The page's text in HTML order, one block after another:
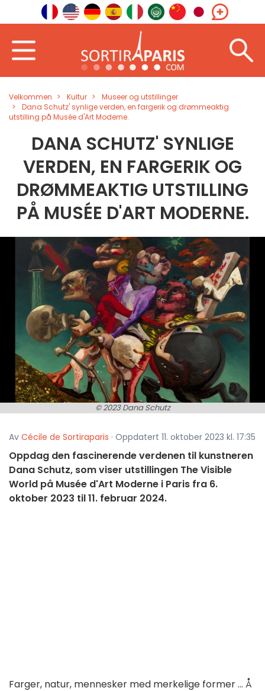
Velkommen Kultur
Museer og utstillinger
Dana Schutz' synlige verden, en fargerik og drømmeaktig
utstilling på Musée d'Art Moderne.
DANA SCHUTZ' SYNLIGE
VERDEN, EN FARGERIK OG
DRØMMEAKTIG UTSTILLING
PÅ MUSÉE D'ART MODERNE.
© 2023 Dana Schutz
Av Cécile de Sortiraparis · Oppdatert 11. oktober 2023 kl. 17:35
Oppdag den fascinerende verdenen til kunstneren
Dana Schutz, som viser utstillingen The Visible
World på Musée d'Art Moderne i Paris fra 6.
oktober 2023 til 11. februar 2024.
Farger, natur, mennesker med merkelige former ... Å